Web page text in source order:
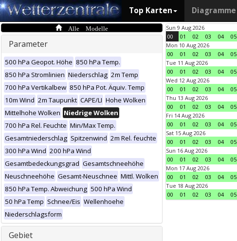
Top Karten Diagramme
Alle Modelle
Parameter
500 hPa Geopot. Höhe 850 hPa Temp.
850 hPa Stromlinien Niederschlag 2m Temp
700 hPa Vertikalbew 850 hPa Pot. Äquiv. Temp
10m Wind 2m Taupunkt CAPE/LI Hohe Wolken
Mittelhohe Wolken Niedrige Wolken
700 hPa Rel. Feuchte Min/Max Temp.
Gesamtniederschlag Spitzenwind 2m Rel. feuchte
300 hPa Wind 200 hPa Wind
Gesamtbedeckungsgrad Gesamtschneehöhe
Neuschneehöhe Gesamt-Neuschnee Mittl. Wolken
850 hPa Temp. Abweichung 500 hPa Wind
50 hPa Temp Schnee/Eis Wellenhoehe
Niederschlagsform
Gebiet
Sun 9 Aug 2026
00
01 02 03 04 05
Mon 10 Aug 2026
00
01 02 03 04 05
Tue 11 Aug 2026
00
01 02 03 04 05
Wed 12 Aug 2026
00
01 02 03 04 05
Thu 13 Aug 2026
00
01 02 03 04 05
Fri 14 Aug 2026
00
01 02 03 04 05
Sat 15 Aug 2026
00
01 02 03 04 05
Sun 16 Aug 2026
00
01 02 03 04 05
Mon 17 Aug 2026
00
01 02 03 04 05
Tue 18 Aug 2026
00
01 02 03 04 05